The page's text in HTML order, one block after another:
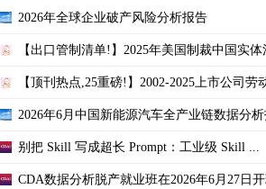
2026年全球企业破产风险分析报告
【出口管制清单!】2025年美国制裁中国实体
【顶刊热点,25重磅!】2002-2025上市公司劳
2026年6月中国新能源汽车全产业链数据分析
别把 Skill 写成超长 Prompt：工业级 Skill ...
CDA数据分析脱产就业班在2026年6月27日开